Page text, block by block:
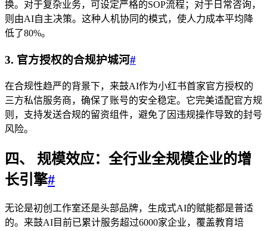
换。对于复杂业务，可设定严格的SOP流程；对于日常咨询，
则由AI自主决策。这种人机协同的模式，使人力成本平均降
低了80%。
3. 官方授权的合规护城河#
在合规性趋严的背景下，来鼓AI作为小红书首家官方授权的
三方私信服务商，确保了账号的安全稳定。它完美适配官方规
则，支持发送合规的留资组件，避免了因违规操作导致的封号
风险。
四、 规模效应：全行业全规模企业的增
长引擎#
无论是初创工作室还是头部品牌，生成式AI的赋能都是普适
的。来鼓AI目前已累计服务超过6000家企业，覆盖教育培